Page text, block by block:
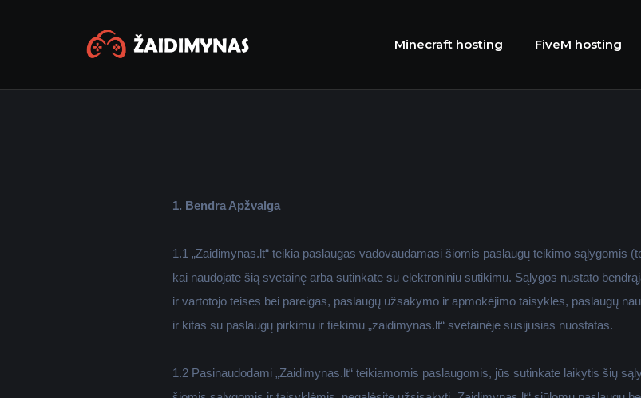
Minecraft hosting FiveM hosting
1. Bendra Apžvalga
1.1 „Zaidimynas.lt“ teikia paslaugas vadovaudamasi šiomis paslaugų teikimo sąlygomis
kai naudojate šią svetainę arba sutinkate su elektroniniu sutikimu. Sąlygos nustato
ir vartotojo teises bei pareigas, paslaugų užsakymo ir apmokėjimo taisykles, paslaugų
ir kitas su paslaugų pirkimu ir tiekimu „zaidimynas.lt“ svetainėje susijusias nuostatas.
1.2 Pasinaudodami „Zaidimynas.lt“ teikiamomis paslaugomis, jūs sutinkate laikytis šių